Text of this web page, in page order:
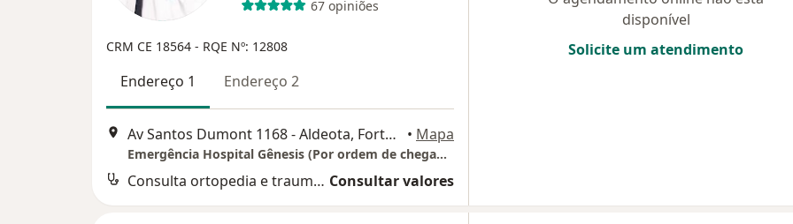
67 opiniões
CRM CE 18564 - RQE Nº: 12808
Endereço 1 Endereço 2
Av Santos Dumont 1168 - Aldeota, Fortaleza • Mapa
Emergência Hospital Gênesis (Por ordem de chegada)
Consulta ortopedia e traumatologia Consultar valores
disponível
Solicite um atendimento